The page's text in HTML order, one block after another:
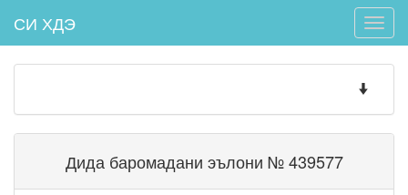
Toggle
СИ ХДЭ
Toggle
Дида баромадани эълони № 439577